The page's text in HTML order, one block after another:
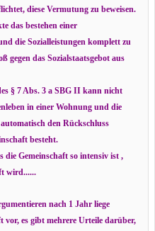
diese Vermutung zu beweisen.
das bestehen einer
die Sozialleistungen komplett zu
gegen das Sozialstaatsgebot aus
§ 7 Abs. 3 a SBG II kann nicht
in einer Wohnung und die
den Rückschluss
besteht.
die Gemeinschaft so intensiv ist ,
wird......
nach 1 Jahr liege
vor, es gibt mehrere Urteile darüber,